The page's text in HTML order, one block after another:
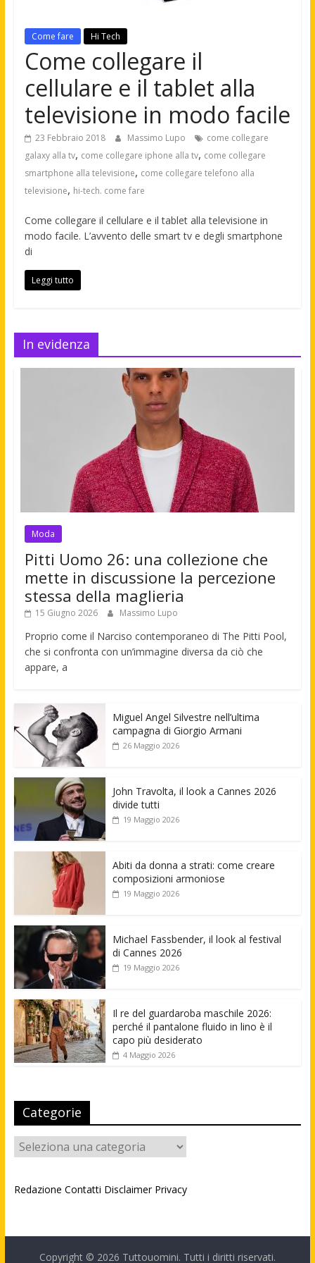
Come fare Hi Tech
Come collegare il
cellulare e il tablet alla
televisione in modo facile
23 Febbraio 2018 Massimo Lupo
come collegare
galaxy alla tv, come collegare iphone alla tv, come collegare
smartphone alla televisione, come collegare telefono alla
televisione, hi-tech. come fare
Come collegare il cellulare e il tablet alla televisione in
modo facile. L’avvento delle smart tv e degli smartphone
di
Leggi tutto
In evidenza
Moda
Pitti Uomo 26: una collezione che
mette in discussione la percezione
stessa della maglieria
15 Giugno 2026 Massimo Lupo
Proprio come il Narciso contemporaneo di The Pitti Pool,
che si confronta con un’immagine diversa da ciò che
appare, a
Miguel Angel Silvestre nell’ultima
campagna di Giorgio Armani
26 Maggio 2026
John Travolta, il look a Cannes 2026
divide tutti
19 Maggio 2026
Abiti da donna a strati: come creare
composizioni armoniose
19 Maggio 2026
Michael Fassbender, il look al festival
di Cannes 2026
19 Maggio 2026
Il re del guardaroba maschile 2026:
perché il pantalone fluido in lino è il
capo più desiderato
4 Maggio 2026
Categorie
Categorie
Redazione Contatti Disclaimer Privacy
Copyright © 2026 Tuttouomini. Tutti i diritti riservati.